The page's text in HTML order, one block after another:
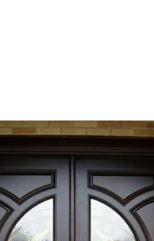
Kayu
Jati
Minimalis
quantity